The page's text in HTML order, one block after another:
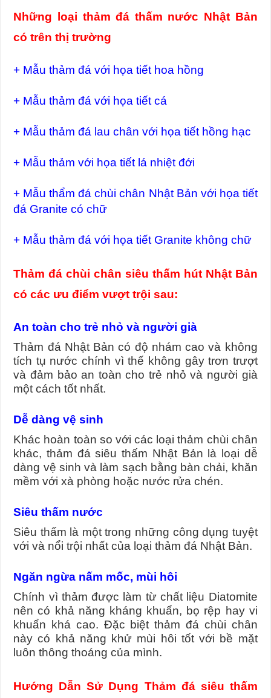
Những loại thảm đá thấm nước Nhật Bản
có trên thị trường
+ Mẫu thảm đá với họa tiết hoa hồng
+ Mẫu thảm đá với họa tiết cá
+ Mẫu thảm đá lau chân với họa tiết hồng hạc
+ Mẫu thảm với họa tiết lá nhiệt đới
+ Mẫu thẩm đá chùi chân Nhật Bản với họa tiết
đá Granite có chữ
+ Mẫu thảm đá với họa tiết Granite không chữ
Thảm đá chùi chân siêu thấm hút Nhật Bản
có các ưu điểm vượt trội sau:
An toàn cho trẻ nhỏ và người già
Thảm đá Nhật Bản có độ nhám cao và không
tích tụ nước chính vì thế không gây trơn trượt
và đảm bảo an toàn cho trẻ nhỏ và người già
một cách tốt nhất.
Dễ dàng vệ sinh
Khác hoàn toàn so với các loại thảm chùi chân
khác, thảm đá siêu thấm Nhật Bản là loại dễ
dàng vệ sinh và làm sạch bằng bàn chải, khăn
mềm với xà phòng hoặc nước rửa chén.
Siêu thấm nước
Siêu thấm là một trong những công dụng tuyệt
với và nổi trội nhất của loại thảm đá Nhật Bản.
Ngăn ngừa nấm mốc, mùi hôi
Chính vì thảm được làm từ chất liệu Diatomite
nên có khả năng kháng khuẩn, bọ rệp hay vi
khuẩn khá cao. Đặc biệt thảm đá chùi chân
này có khả năng khử mùi hôi tốt với bề mặt
luôn thông thoáng của mình.
Hướng Dẫn Sử Dụng Thảm đá siêu thấm